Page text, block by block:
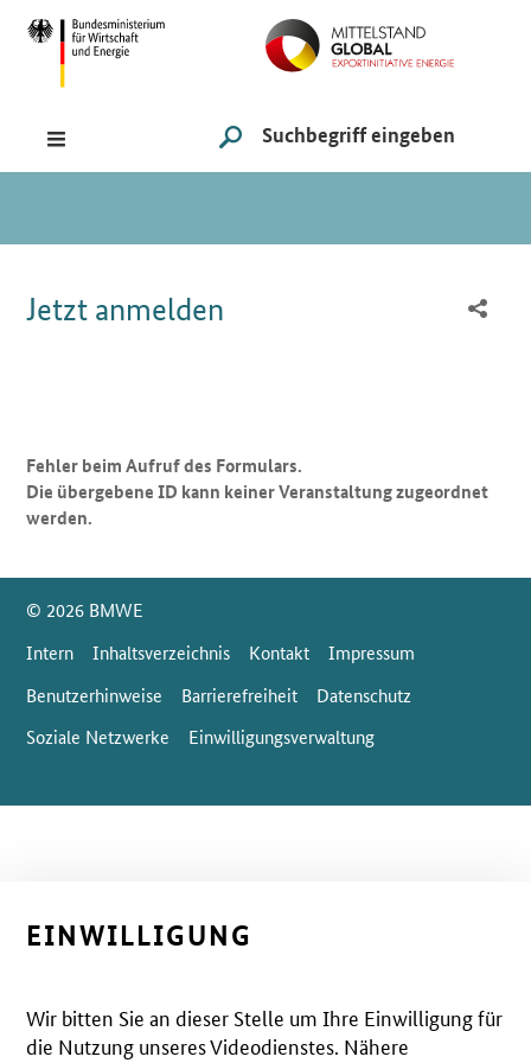
Suche
SUCHE STARTEN
Jetzt anmelden
Fehler beim Aufruf des Formulars.
Die übergebene ID kann keiner Veranstaltung zugeordnet
werden.
SrOnlyServicemenü
© 2026 BMWE
Intern
Inhaltsverzeichnis Kontakt
Impressum
Benutzerhinweise
Barrierefreiheit
Datenschutz
Soziale Netzwerke
Einwilligungsverwaltung
EINWILLIGUNG
Wir bitten Sie an dieser Stelle um Ihre Einwilligung für
die Nutzung unseres Videodienstes. Nähere